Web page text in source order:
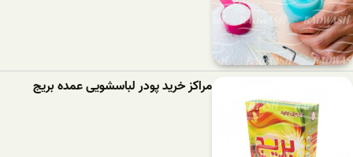
مراکز خرید پودر لباسشویی عمده بریج